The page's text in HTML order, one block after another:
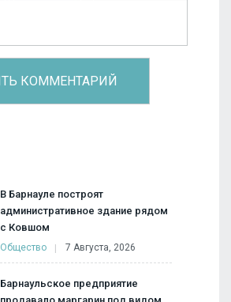
В Барнауле построят
административное здание рядом
с Ковшом
Общество 7 Августа, 2026
Барнаульское предприятие